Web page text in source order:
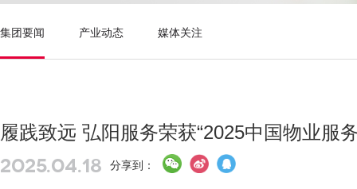
集团要闻 产业动态 媒体关注
履践致远 弘阳服务荣获“2025中国物业服
2025.04.18 分享到：